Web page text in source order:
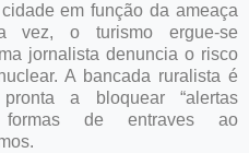
em função da ameaça
vez, o turismo ergue-se
jornalista denuncia o risco
A bancada ruralista é
a bloquear “alertas
formas de entraves ao